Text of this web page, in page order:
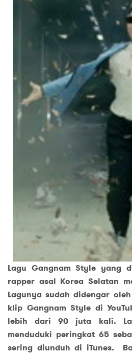
Lagu Gangnam Style yang
rapper asal Korea Selatan
Lagunya sudah didengar
klip Gangnam Style di
lebih dari 90 juta kali.
menduduki peringkat 65
sering diunduh di iTunes.